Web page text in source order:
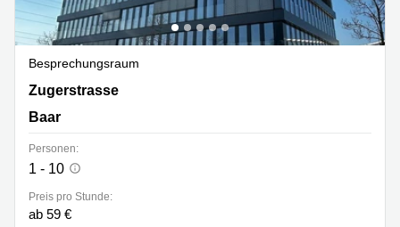
Besprechungsraum
Zugerstrasse 32, Baar
Zugerstrasse
Baar
Personen:
1 - 10
Preis pro Stunde:
ab 59 €